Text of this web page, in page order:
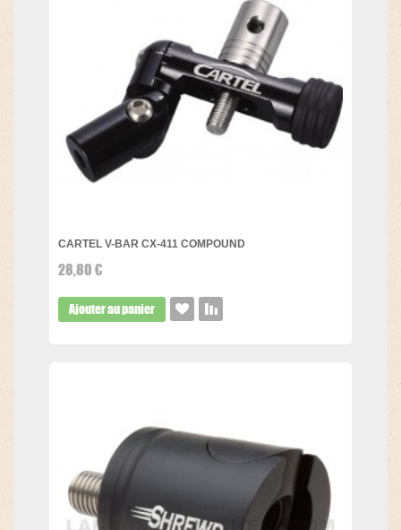
CARTEL V-BAR CX-411 COMPOUND
28,80 €
Ajouter au panier